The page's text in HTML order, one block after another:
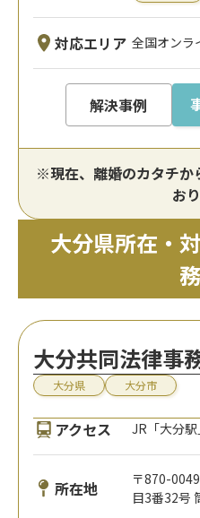
対応エリア 全国オンラ
解決事例
※現在、離婚のカタチか
お
大分県所在・
大分共同法律事
大分県 大分市
アクセス JR「大分
所在地
〒870-
目3番32号